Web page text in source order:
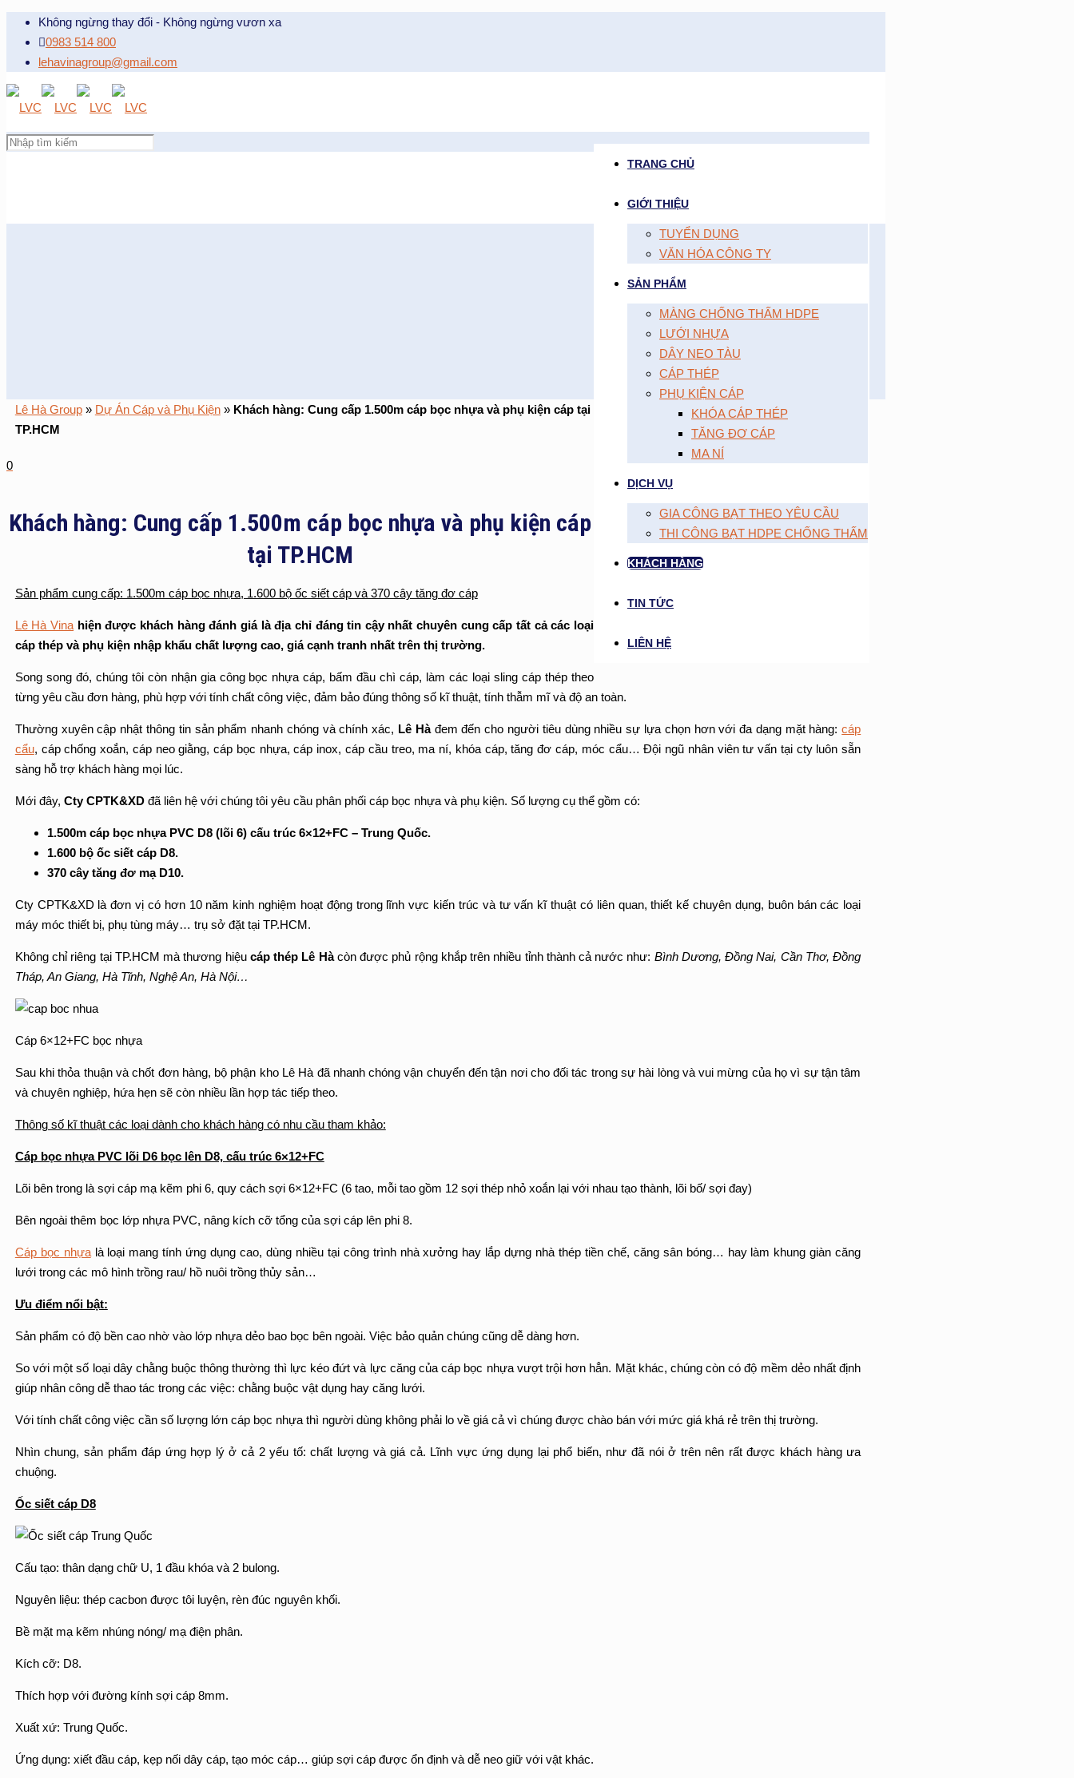
Không ngừng thay đổi - Không ngừng vươn xa
0983 514 800
lehavinagroup@gmail.com
TRANG CHỦ
GIỚI THIỆU
TUYỂN DỤNG
VĂN HÓA CÔNG TY
SẢN PHẨM
MÀNG CHỐNG THẤM HDPE
LƯỚI NHỰA
DÂY NEO TÀU
CÁP THÉP
PHỤ KIỆN CÁP
KHÓA CÁP THÉP
TĂNG ĐƠ CÁP
MA NÍ
DỊCH VỤ
GIA CÔNG BẠT THEO YÊU CẦU
THI CÔNG BẠT HDPE CHỐNG THẤM
KHÁCH HÀNG
TIN TỨC
LIÊN HỆ
Lê Hà Group» Dự Án Cáp và Phụ Kiện» Khách hàng: Cung cấp 1.500m cáp bọc nhựa và phụ kiện cáp tại
TP.HCM
0
Khách hàng: Cung cấp 1.500m cáp bọc nhựa và phụ kiện cáp
tại TP.HCM
Sản phẩm cung cấp: 1.500m cáp bọc nhựa, 1.600 bộ ốc siết cáp và 370 cây tăng đơ cáp
Lê Hà Vina hiện được khách hàng đánh giá là địa chỉ đáng tin cậy nhất chuyên cung cấp tất cả các loại
cáp thép và phụ kiện nhập khẩu chất lượng cao, giá cạnh tranh nhất trên thị trường.
Song song đó, chúng tôi còn nhận gia công bọc nhựa cáp, bấm đầu chì cáp, làm các loại sling cáp thép theo
từng yêu cầu đơn hàng, phù hợp với tính chất công việc, đảm bảo đúng thông số kĩ thuật, tính thẫm mĩ và độ an toàn.
Thường xuyên cập nhật thông tin sản phẩm nhanh chóng và chính xác, Lê Hàđem đến cho người tiêu dùng nhiều sự lựa chọn hơn với đa dạng mặt hàng:cáp
cẩu, cáp chống xoắn, cáp neo giằng, cáp bọc nhựa, cáp inox, cáp cầu treo, ma ní, khóa cáp, tăng đơ cáp, móc cẩu… Đội ngũ nhân viên tư vấn tại cty luôn sẵn
sàng hỗ trợ khách hàng mọi lúc.
Mới đây, Cty CPTK&XDđã liên hệ với chúng tôi yêu cầu phân phối cáp bọc nhựa và phụ kiện. Số lượng cụ thể gồm có:
1.500m cáp bọc nhựa PVC D8 (lõi 6) cấu trúc 6×12+FC – Trung Quốc.
1.600 bộ ốc siết cáp D8.
370 cây tăng đơ mạ D10.
Cty CPTK&XD là đơn vị có hơn 10 năm kinh nghiệm hoạt động trong lĩnh vực kiến trúc và tư vấn kĩ thuật có liên quan, thiết kế chuyên dụng, buôn bán các loại
máy móc thiết bị, phụ tùng máy… trụ sở đặt tại TP.HCM.
Không chỉ riêng tại TP.HCM mà thương hiệu cáp thép Lê Hàcòn được phủ rộng khắp trên nhiều tỉnh thành cả nước như: Bình Dương, Đồng Nai, Cần Thơ, Đồng
Tháp, An Giang, Hà Tĩnh, Nghệ An, Hà Nội…
Cáp 6×12+FC bọc nhựa
Sau khi thỏa thuận và chốt đơn hàng, bộ phận kho Lê Hà đã nhanh chóng vận chuyển đến tận nơi cho đối tác trong sự hài lòng và vui mừng của họ vì sự tận tâm
và chuyên nghiệp, hứa hẹn sẽ còn nhiều lần hợp tác tiếp theo.
Thông số kĩ thuật các loại dành cho khách hàng có nhu cầu tham khảo:
Cáp bọc nhựa PVC lõi D6 bọc lên D8, cấu trúc 6×12+FC
Lõi bên trong là sợi cáp mạ kẽm phi 6, quy cách sợi 6×12+FC (6 tao, mỗi tao gồm 12 sợi thép nhỏ xoắn lại với nhau tạo thành, lõi bố/ sợi đay)
Bên ngoài thêm bọc lớp nhựa PVC, nâng kích cỡ tổng của sợi cáp lên phi 8.
Cáp bọc nhựalà loại mang tính ứng dụng cao, dùng nhiều tại công trình nhà xưởng hay lắp dựng nhà thép tiền chế, căng sân bóng… hay làm khung giàn căng
lưới trong các mô hình trồng rau/ hồ nuôi trồng thủy sản…
Ưu điểm nổi bật:
Sản phẩm có độ bền cao nhờ vào lớp nhựa dẻo bao bọc bên ngoài. Việc bảo quản chúng cũng dễ dàng hơn.
So với một số loại dây chằng buộc thông thường thì lực kéo đứt và lực căng của cáp bọc nhựa vượt trội hơn hẳn. Mặt khác, chúng còn có độ mềm dẻo nhất định
giúp nhân công dễ thao tác trong các việc: chằng buộc vật dụng hay căng lưới.
Với tính chất công việc cần số lượng lớn cáp bọc nhựa thì người dùng không phải lo về giá cả vì chúng được chào bán với mức giá khá rẻ trên thị trường.
Nhìn chung, sản phẩm đáp ứng hợp lý ở cả 2 yếu tố: chất lượng và giá cả. Lĩnh vực ứng dụng lại phổ biến, như đã nói ở trên nên rất được khách hàng ưa
chuộng.
Ốc siết cáp D8
Cấu tạo: thân dạng chữ U, 1 đầu khóa và 2 bulong.
Nguyên liệu: thép cacbon được tôi luyện, rèn đúc nguyên khối.
Bề mặt mạ kẽm nhúng nóng/ mạ điện phân.
Kích cỡ: D8.
Thích hợp với đường kính sợi cáp 8mm.
Xuất xứ: Trung Quốc.
Ứng dụng: xiết đầu cáp, kẹp nối dây cáp, tạo móc cáp… giúp sợi cáp được ổn định và dễ neo giữ với vật khác.